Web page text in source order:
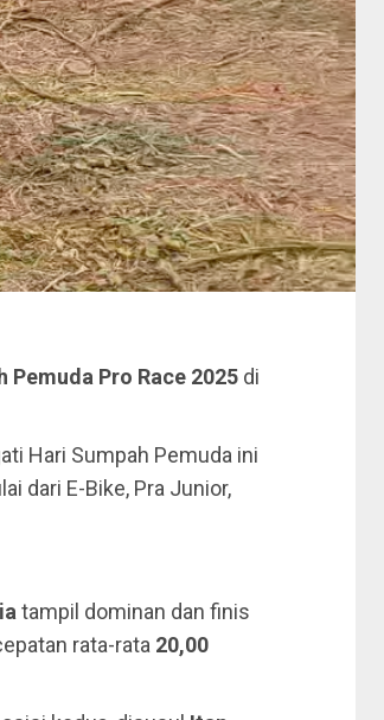
Pemuda Pro Race 2025 di
Hari Sumpah Pemuda ini
dari E-Bike, Pra Junior,
tampil dominan dan finis
rata-rata 20,00